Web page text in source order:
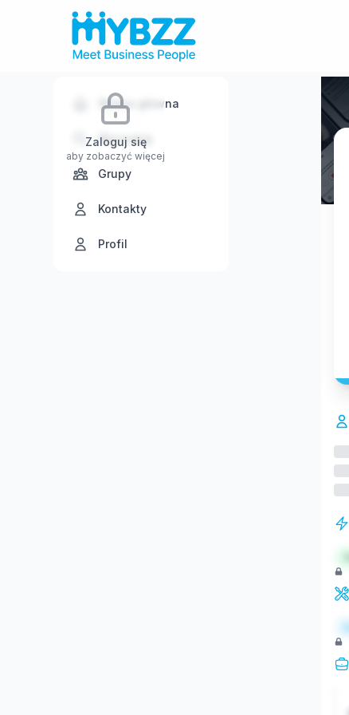
Zaloguj się
aby zobaczyć więcej
Strona główna
Wyszukaj
Grupy
Kontakty
Profil